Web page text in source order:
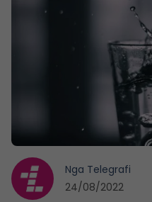
Nga Telegrafi
24/08/2022